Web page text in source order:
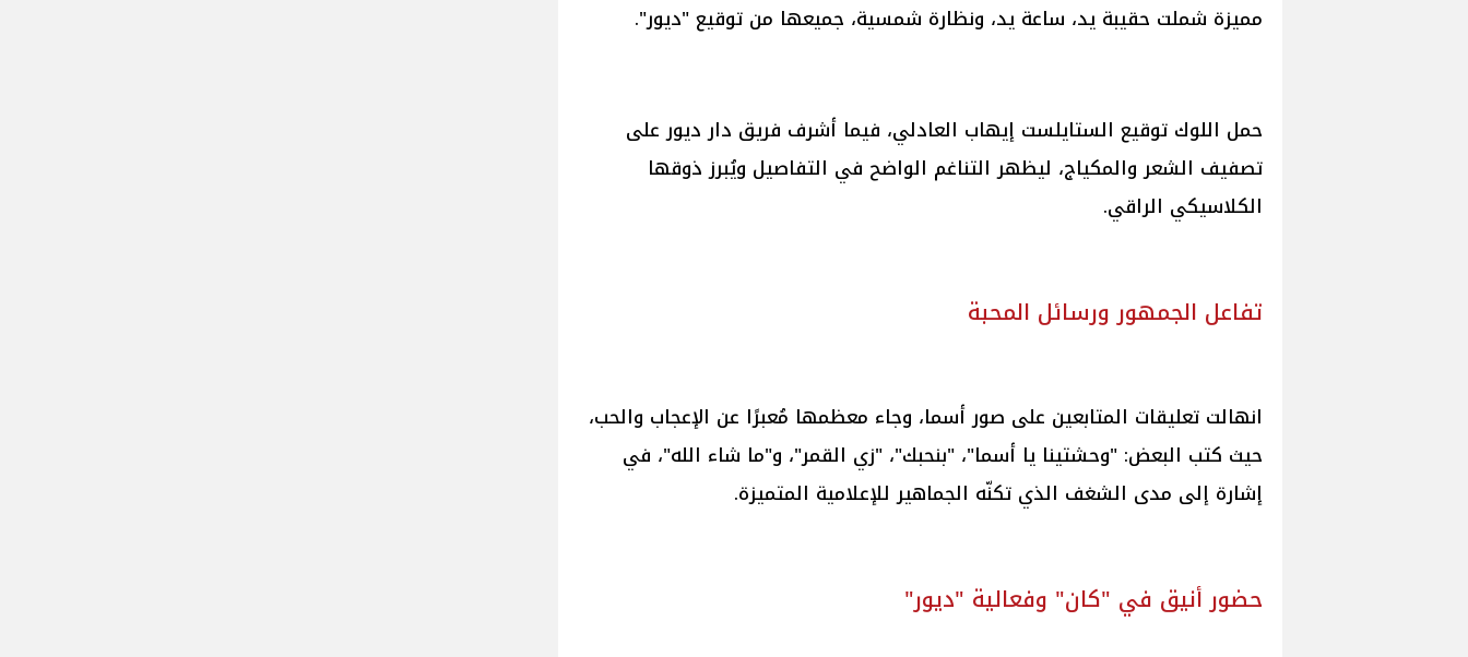
مميزة شملت حقيبة يد، ساعة يد، ونظارة شمسية، جميعها من توقيع "ديور".
حمل اللوك توقيع الستايلست إيهاب العادلي، فيما أشرف فريق دار ديور على
تصفيف الشعر والمكياج، ليظهر التناغم الواضح في التفاصيل ويُبرز ذوقها
الكلاسيكي الراقي.
تفاعل الجمهور ورسائل المحبة
انهالت تعليقات المتابعين على صور أسما، وجاء معظمها مُعبرًا عن الإعجاب والحب،
حيث كتب البعض: "وحشتينا يا أسما"، "بنحبك"، "زي القمر"، و"ما شاء الله"، في
إشارة إلى مدى الشغف الذي تكنّه الجماهير للإعلامية المتميزة.
حضور أنيق في "كان" وفعالية "ديور"